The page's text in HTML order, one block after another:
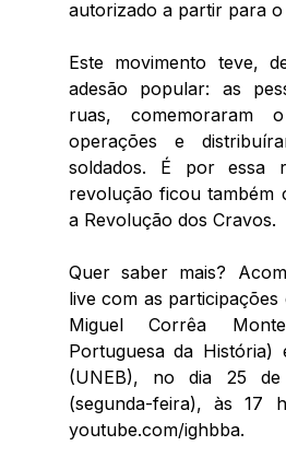
Este movimento teve,
adesão popular: as
ruas, comemoraram
operações e
soldados. É por essa
revolução ficou também
a Revolução dos Cravos.​
Quer saber mais?
live com as
Miguel Corrêa
Portuguesa da
(UNEB), no dia 25
(segunda-feira), às 17
youtube.com/ighbba.